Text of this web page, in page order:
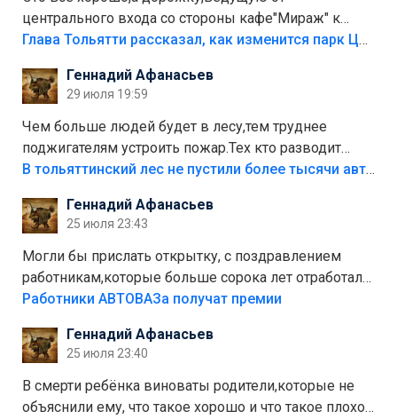
центрального входа со стороны кафе"Мираж" к
аттракционам слабо доделать?А то бордюры
лежала в парке и испортилась.Да еще,видимо,часть
украли.
Глава Тольятти рассказал, как изменится парк Центрального района
Геннадий Афанасьев
29 июля 19:59
Чем больше людей будет в лесу,тем труднее
поджигателям устроить пожар.Тех кто разводит
костры,тех надо безбожно штрафовать.Камер полно
Штрафы мизерные.
В тольяттинский лес не пустили более тысячи автомобилей
Геннадий Афанасьев
25 июля 23:43
Могли бы прислать открытку, с поздравлением
работникам,которые больше сорока лет отработали
на предприятии.
Работники АВТОВАЗа получат премии
Геннадий Афанасьев
25 июля 23:40
В смерти ребёнка виноваты родители,которые не
объяснили ему, что такое хорошо и что такое плохо!